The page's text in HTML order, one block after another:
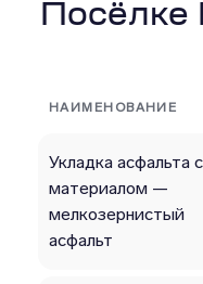
Посёлке
НАИМЕНОВАНИЕ
Укладка асфальта с
материалом —
мелкозернистый
асфальт